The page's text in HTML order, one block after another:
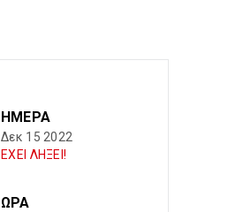
ΗΜΈΡΑ
Δεκ 15 2022
ΕΧΕΙ ΛΗΞΕΙ!
ΏΡΑ